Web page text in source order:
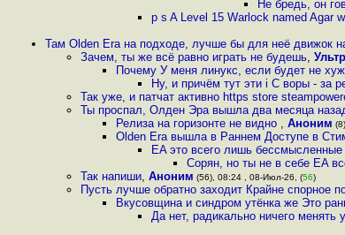
Не бредь, он
p s A Level 15 Warlock named Agar
Там Olden Era на подходе, лучше бы для неё движок
Зачем, ты же всё равно играть не будешь,
Почему У меня линукс, если будет не
Ну, и причём тут эти i С воры - за
Так уже, и патчат активно https store
Ты проспал, Олден Эра вышла два месяца
Релиза на горизонте не видно , Аноним
Olden Era вышла в Раннем Доступе в
EA это всего лишь
Сорян, но ты не в себе EA
Так напиши, Аноним (56), 08:24 , 08-Июл-26, (56)
Пусть лучше обратно заходит Крайне спорное
Вкусовщина и синдром утёнка же Это
Да нет, радикально ничего менять